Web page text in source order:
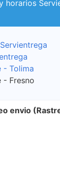
horarios
- Tolima
- Fresno
envio